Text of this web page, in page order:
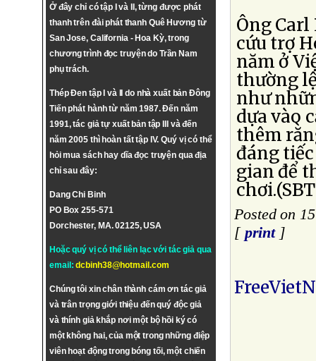
Ở đây chỉ có tập I và II, từng được phát
thanh trên đài phát thanh Quê Hương từ
San Jose, California - Hoa Kỳ, trong
chương trình đọc truyện do Trần Nam
phụ trách.
Thép Đen tập I và II do nhà xuất bản Đông
Tiến phát hành từ năm 1987. Đến năm
1991, tác giả tự xuất bản tập III và đến
năm 2005 thì hoàn tất tập IV. Quý vị có thể
hỏi mua sách hay dĩa đọc truyện qua địa
chỉ sau đây:
Dang Chi Binh
PO Box 255-571
Dorchester, MA. 02125, USA
Hoặc quý vị có thể liên lạc với tác giả qua
email:dcbinh38@hotmail.com
Chúng tôi xin chân thành cám ơn tác giả
và trân trọng giới thiệu đến quý độc giả
và thính giả khắp nơi một bộ hồi ký có
một không hai, của một trong những điệp
viên hoạt động trong bóng tối, một chiến
Ông
cứu trợ
năm ở
thường
như
dựa vào
thêm
đáng
gian để
Posted on
[ print]